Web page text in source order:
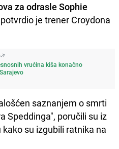
za odrasle Sophie
je trener Croydona
vrućina kiša konačno
saznanjem o smrti
Speddinga", poručili su iz
su izgubili ratnika na